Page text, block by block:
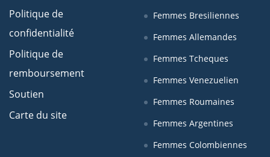
Politique de
confidentialité
Politique de
remboursement
Soutien
Carte du site
Femmes Bresiliennes
Femmes Allemandes
Femmes Tcheques
Femmes Venezuelien
Femmes Roumaines
Femmes Argentines
Femmes Colombiennes